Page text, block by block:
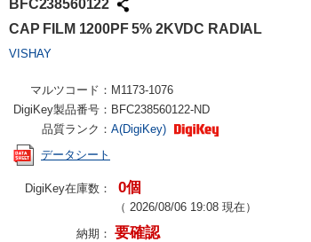
BFC238560122
CAP FILM 1200PF 5% 2KVDC RADIAL
VISHAY
マルツコード： M1173-1076
DigiKey製品番号： BFC238560122-ND
品質ランク： A(DigiKey)
データシート
DigiKey在庫数： 0個
（ 2026/08/06 19:08 現在）
納期： 要確認